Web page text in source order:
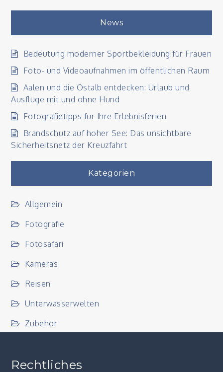
News
Bedeutung moderner Sportbekleidung für Frauen
Foto- und Videoaufnahmen im öffentlichen Raum
Aalen und die Ostalb entdecken: Urlaub und
Ausflüge mit und ohne Hund
Fotografietipps für Ihre Erlebnisferien
Brandschutz auf hoher See: Das unsichtbare
Sicherheitsnetz der Kreuzfahrt
Kategorien
Allgemein
Fotografie
Fotosafari
Kameras
Reisen
Unterwasserwelten
Zubehör
Rechtliches